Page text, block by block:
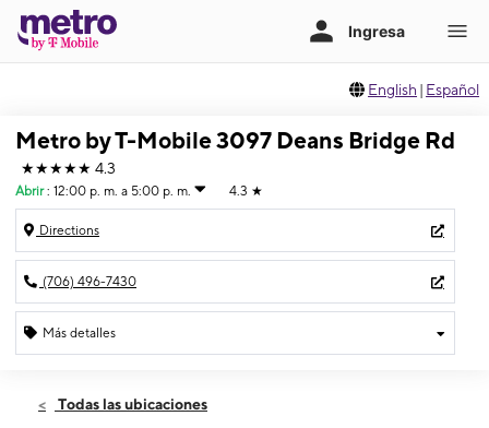
English | Español
Metro by T-Mobile 3097 Deans Bridge Rd
★★★★★ 4.3
Abrir : 12:00 p. m. a 5:00 p. m. 4.3 ★
Directions
(706) 496-7430
Más detalles
Domingo:12:00 p. m. a 5:00 p. m.
Todas las ubicaciones